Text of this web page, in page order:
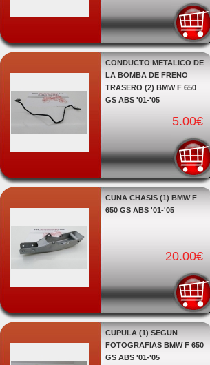
CONDUCTO METALICO DE
LA BOMBA DE FRENO
TRASERO (2) BMW F 650
GS ABS '01-'05
5.00€
CUNA CHASIS (1) BMW F
650 GS ABS '01-'05
20.00€
CUPULA (1) SEGUN
FOTOGRAFIAS BMW F 650
GS ABS '01-'05